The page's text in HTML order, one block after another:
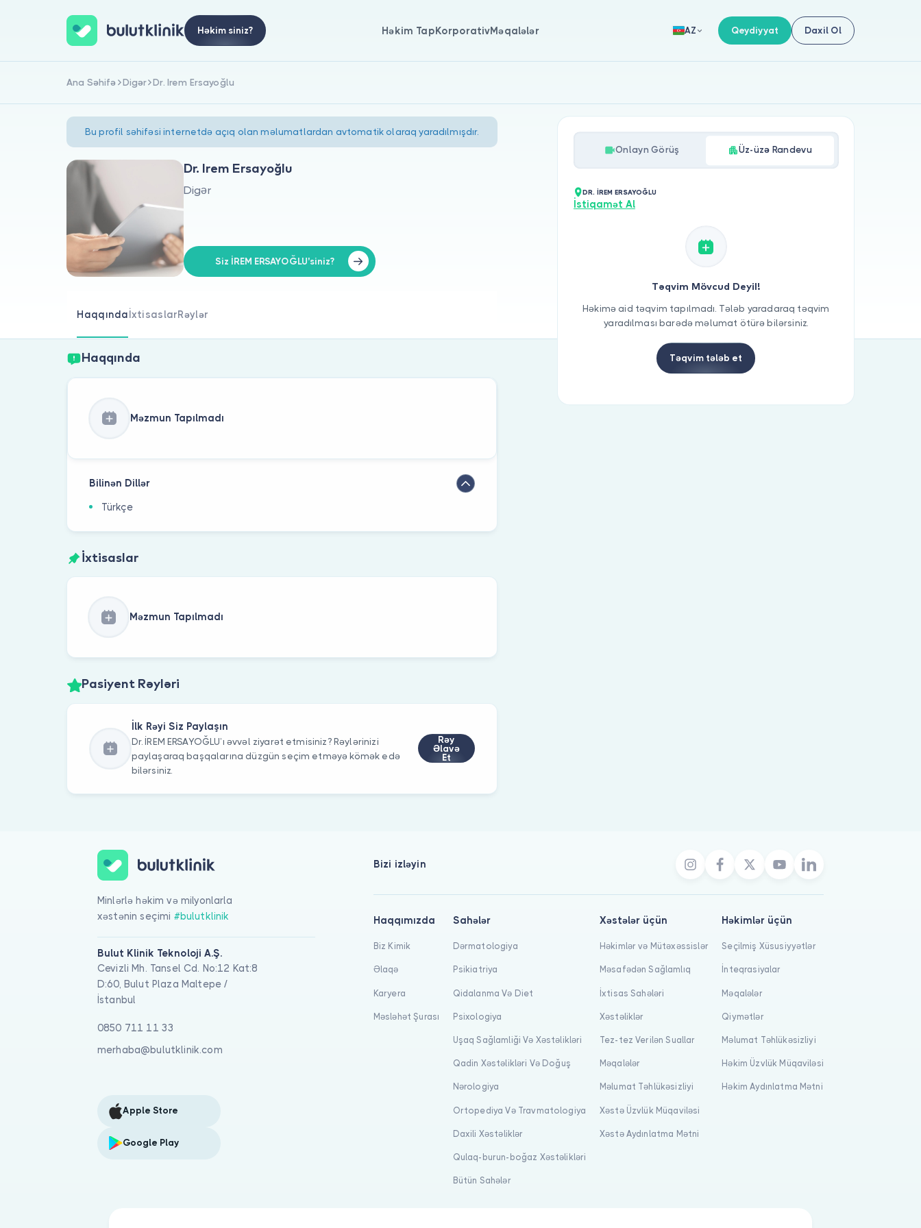
Həkim siniz? Həkim TapKorporativMəqalələr AZ Qeydiyyat Daxil Ol
Ana Səhifə Digər Dr. Irem Ersayoğlu
Bu profil səhifəsi internetdə açıq olan məlumatlardan avtomatik olaraq yaradılmışdır.
Dr. Irem Ersayoğlu
Digər
Siz İREM ERSAYOĞLU'siniz?
Haqqında İxtisaslarRəylər
Haqqında
Məzmun Tapılmadı
Bilinən Dillər
Türkçe
İxtisaslar
Məzmun Tapılmadı
Pasiyent Rəyləri
İlk Rəyi Siz Paylaşın
Dr. İREM ERSAYOĞLU’ı əvvəl ziyarət etmisiniz? Rəylərinizi
paylaşaraq başqalarına düzgün seçim etməyə kömək edə
bilərsiniz.
Rəy
Əlavə
Et
Onlayn Görüş Üz-üzə Randevu
DR. İREM ERSAYOĞLU
İstiqamət Al
Təqvim Mövcud Deyil!
Həkimə aid təqvim tapılmadı. Tələb yaradaraq təqvim
yaradılması barədə məlumat ötürə bilərsiniz.
Təqvim tələb et
Minlərlə həkim və milyonlarla
xəstənin seçimi #bulutklinik
Bulut Klinik Teknoloji A.Ş.
Cevizli Mh. Tansel Cd. No:12 Kat:8
D:60, Bulut Plaza Maltepe /
İstanbul
0850 711 11 33
merhaba@bulutklinik.com
Apple Store
Google Play
Bizi izləyin
Haqqımızda
Biz Kimik
Əlaqə
Karyera
Məsləhət Şurası
Sahələr
Dərmatologiya
Psikiatriya
Qidalanma Və Diet
Psixologiya
Uşaq Sağlamliği Və Xəstəlikləri
Qadin Xəstəlikləri Və Doğuş
Nərologiya
Ortopediya Və Travmatologiya
Daxili Xəstəliklər
Qulaq-burun-boğaz Xəstəlikləri
Bütün Sahələr
Xəstələr üçün
Həkimlər və Mütəxəssislər
Məsafədən Sağlamlıq
İxtisas Sahələri
Xəstəliklər
Tez-tez Verilən Suallar
Məqalələr
Məlumat Təhlükəsizliyi
Xəstə Üzvlük Müqaviləsi
Xəstə Aydınlatma Mətni
Həkimlər üçün
Seçilmiş Xüsusiyyətlər
İnteqrasiyalar
Məqalələr
Qiymətlər
Məlumat Təhlükəsizliyi
Həkim Üzvlük Müqaviləsi
Həkim Aydınlatma Mətni